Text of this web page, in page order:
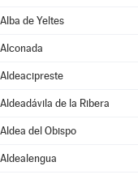
Alba de Yeltes
Alconada
Aldeacipreste
Aldeadávila de la Ribera
Aldea del Obispo
Aldealengua